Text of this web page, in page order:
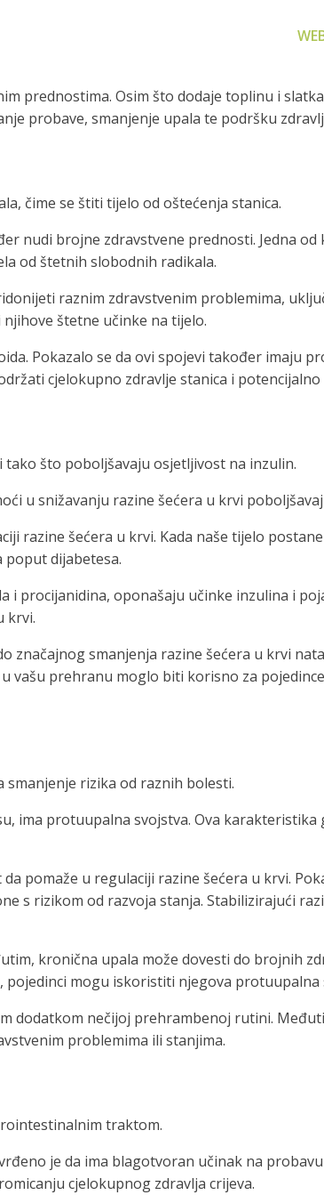
prednostima. Osim što dodaje toplinu i
probave, smanjenje upala te podršku
čime se štiti tijelo od oštećenja stanica.
nudi brojne zdravstvene prednosti. Jedna
od štetnih slobodnih radikala.
raznim zdravstvenim problemima,
štetne učinke na tijelo.
Pokazalo se da ovi spojevi također imaju
cjelokupno zdravlje stanica i
što poboljšavaju osjetljivost na inzulin.
u snižavanju razine šećera u krvi
razine šećera u krvi. Kada naše tijelo
dijabetesa.
procijanidina, oponašaju učinke inzulina i
krvi.
značajnog smanjenja razine šećera u krvi
vašu prehranu moglo biti korisno za
rizika od raznih bolesti.
ima protuupalna svojstva. Ova
pomaže u regulaciji razine šećera u krvi.
s rizikom od razvoja stanja. Stabilizirajući
kronična upala može dovesti do brojnih
mogu iskoristiti njegova
dodatkom nečijoj prehrambenoj rutini.
problemima ili stanjima.
traktom.
je da ima blagotvoran učinak na
cjelokupnog zdravlja crijeva.
za piće
Zamjenski dijelovi
proizvode